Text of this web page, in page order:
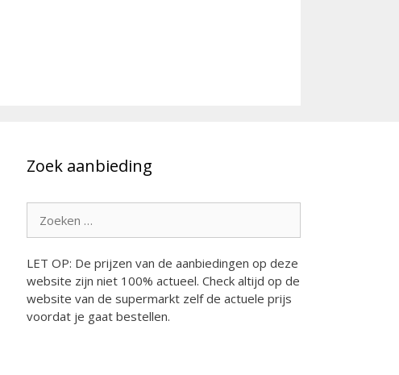
Zoek aanbieding
naar:
LET OP: De prijzen van de aanbiedingen op deze
website zijn niet 100% actueel. Check altijd op de
website van de supermarkt zelf de actuele prijs
voordat je gaat bestellen.